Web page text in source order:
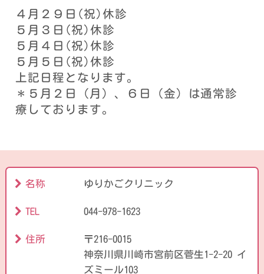
４月２９日(祝)休診
５月３日(祝)休診
５月４日(祝)休診
５月５日(祝)休診
上記日程となります。
＊５月２日（月）、６日（金）は通常診
療しております。
名称 ゆりかごクリニック
TEL 044-978-1623
住所
〒216-0015
神奈川県川崎市宮前区菅生1-2-20 イ
ズミール103